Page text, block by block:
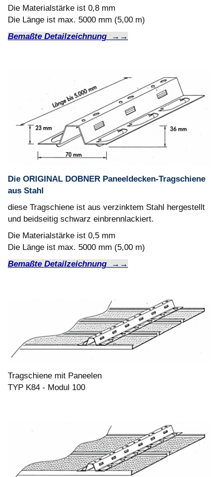
Die Materialstärke ist 0,8 mm
Die Länge ist max. 5000 mm (5,00 m)
Bemaßte Detailzeichnung →→
Die ORIGINAL DOBNER Paneeldecken-Tragschiene
aus Stahl
diese Tragschiene ist aus verzinktem Stahl hergestellt
und beidseitig schwarz einbrennlackiert.
Die Materialstärke ist 0,5 mm
Die Länge ist max. 5000 mm (5,00 m)
Bemaßte Detailzeichnung →→
Tragschiene mit Paneelen
TYP K84 - Modul 100